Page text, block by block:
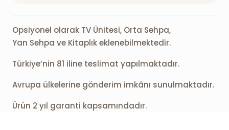
Opsiyonel olarak TV Ünitesi, Orta Sehpa,
Yan Sehpa ve Kitaplık eklenebilmektedir.
Türkiye’nin 81 iline teslimat yapılmaktadır.
Avrupa ülkelerine gönderim imkânı sunulmaktadır.
Ürün 2 yıl garanti kapsamındadır.